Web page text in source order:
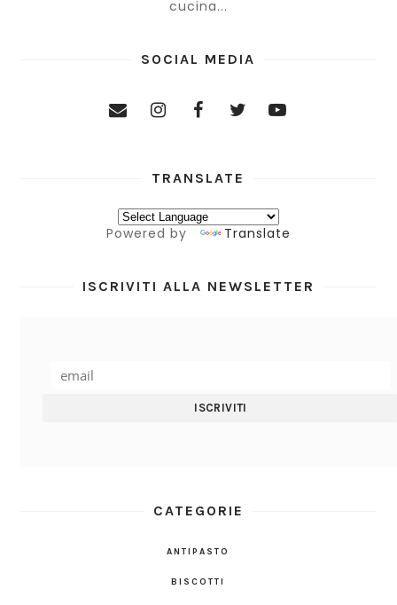
cucina...
SOCIAL MEDIA
TRANSLATE
Powered by Translate
ISCRIVITI ALLA NEWSLETTER
CATEGORIE
ANTIPASTO
BISCOTTI